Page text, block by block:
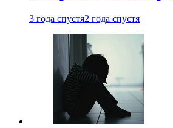
3 года спустя2 года спустя